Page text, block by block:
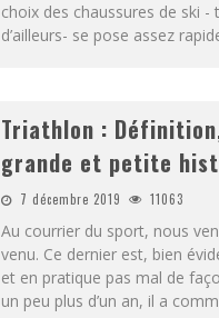
choix des chaussures de ski
d’ailleurs- se pose assez
Triathlon :
grande et petite
7 décembre 2019 11063
Au courrier du sport, nous
venu. Ce dernier est, bien
et en pratique pas mal de
un peu plus d’un an, il a